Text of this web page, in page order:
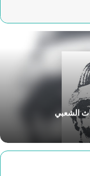
الشعبي